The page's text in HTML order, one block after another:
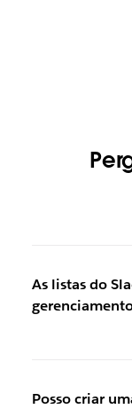
As listas do
Posso criar